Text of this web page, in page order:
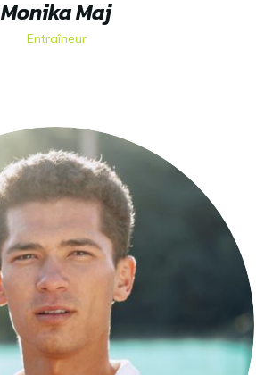
Monika Maj
Entraîneur